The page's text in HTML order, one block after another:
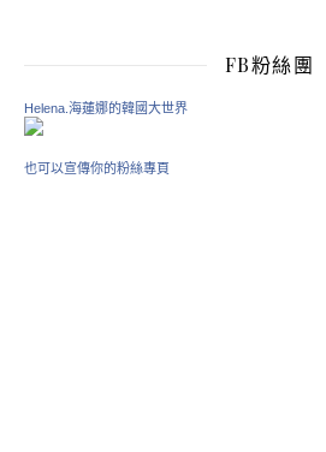
FB粉絲團
Helena.海蓮娜的韓國大世界
也可以宣傳你的粉絲專頁